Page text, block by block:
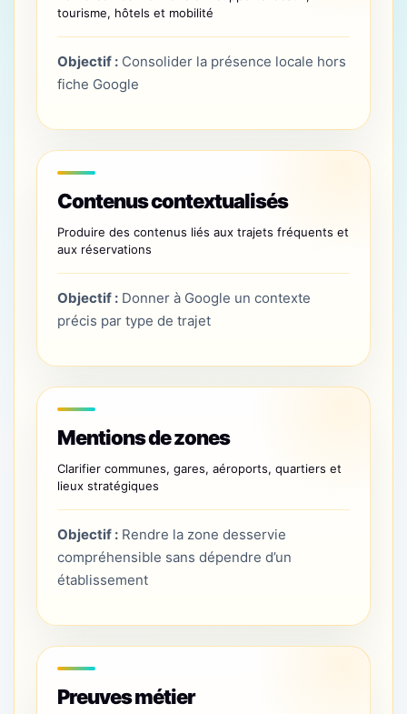
tourisme, hôtels et mobilité
Objectif : Consolider la présence locale hors
fiche Google
Contenus contextualisés
Produire des contenus liés aux trajets fréquents et
aux réservations
Objectif : Donner à Google un contexte
précis par type de trajet
Mentions de zones
Clarifier communes, gares, aéroports, quartiers et
lieux stratégiques
Objectif : Rendre la zone desservie
compréhensible sans dépendre d’un
établissement
Preuves métier